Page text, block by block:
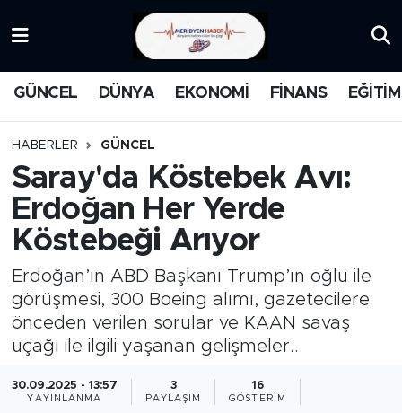
GÜNCEL DÜNYA EKONOMİ FİNANS EĞİTİM
HABERLER GÜNCEL
Saray'da Köstebek Avı:
Erdoğan Her Yerde
Köstebeği Arıyor
Erdoğan’ın ABD Başkanı Trump’ın oğlu ile
görüşmesi, 300 Boeing alımı, gazetecilere
önceden verilen sorular ve KAAN savaş
uçağı ile ilgili yaşanan gelişmeler...
30.09.2025 - 13:57
YAYINLANMA
3
PAYLAŞIM
16
GÖSTERIM
MEDYA
FİNANS
DÜNYA
GÜNCEL
KARİKATÜR
Trafik Durumu
Süper Lig Puan Durumu ve Fikstür
Tüm Manşetler
Son Dakika Haberleri
Haber Arşivi